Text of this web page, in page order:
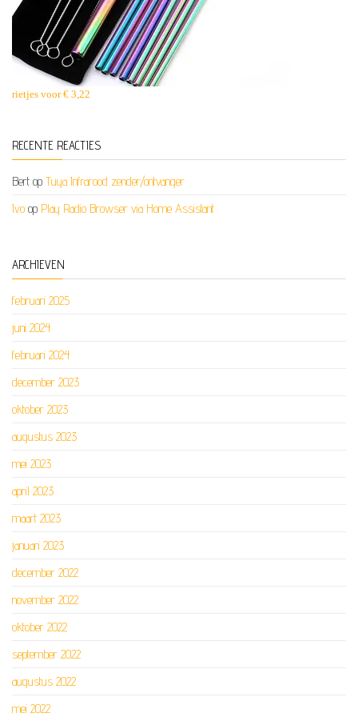
rietjes voor € 3,22
RECENTE REACTIES
Bert op Tuya Infrarood zender/ontvanger
Ivo op Play Radio Browser via Home Assistant
ARCHIEVEN
februari 2025
juni 2024
februari 2024
december 2023
oktober 2023
augustus 2023
mei 2023
april 2023
maart 2023
januari 2023
december 2022
november 2022
oktober 2022
september 2022
augustus 2022
mei 2022